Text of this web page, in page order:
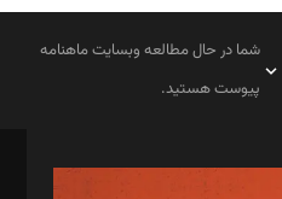
شما در حال مطالعه وبسایت ماهنامه
پیوست هستید.